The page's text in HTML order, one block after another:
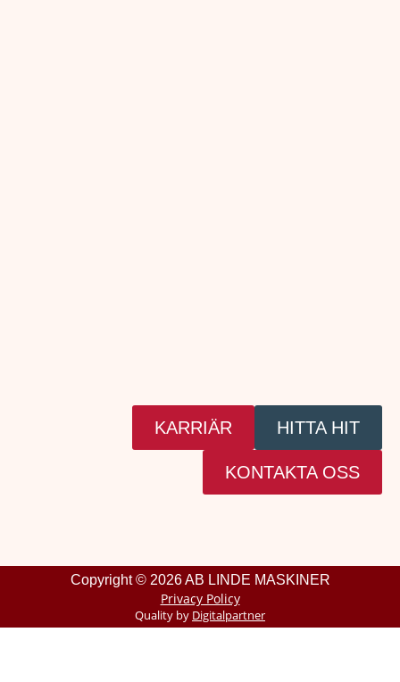
KARRIÄR HITTA HIT
KONTAKTA OSS
Copyright © 2026 AB LINDE MASKINER
Privacy Policy
Quality by Digitalpartner